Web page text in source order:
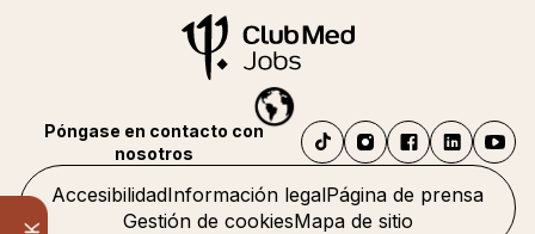
AccesibilidadInformación legalPágina de prensa
Gestión de cookiesMapa de sitio
Póngase en contacto con
nosotros